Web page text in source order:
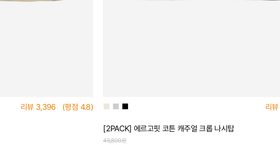
리뷰 3,396 (평점 4.8) ■ ■ ■ 리뷰
[2PACK] 에르고핏 코튼 캐주얼 크롭 나시탑
45,800원